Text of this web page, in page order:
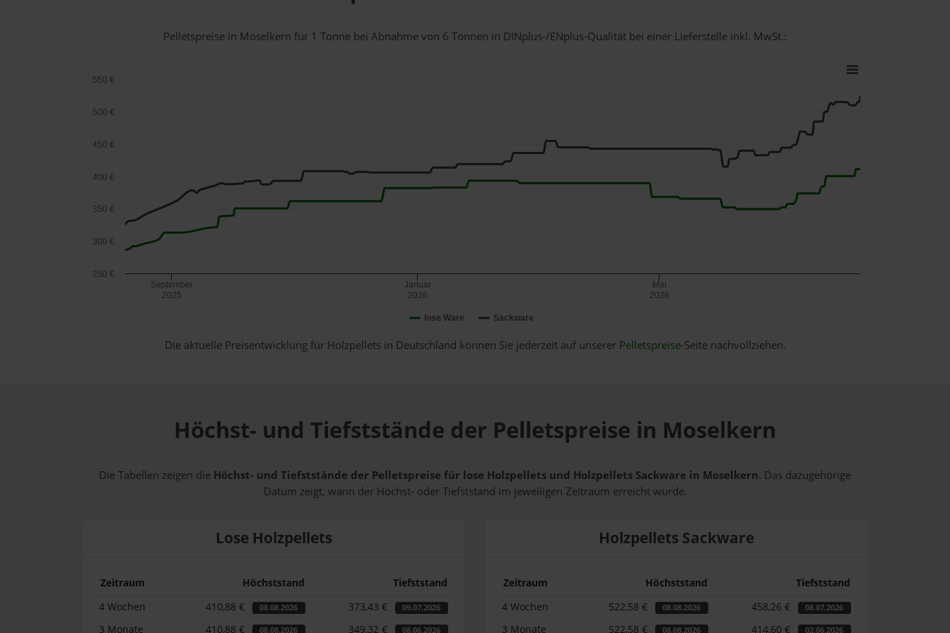
Pelletspreise in Moselkern für 1 Tonne bei Abnahmevon 6 Tonnen in DINplus-/ENplus-Qualität bei einer Lieferstelle inkl. MwSt.:
lose Ware Sackware
September
2025
Januar
2026
Mai
2026
250 €
300 €
350 €
400 €
450 €
500 €
550 €
Die aktuelle Preisentwicklung für Holzpellets in Deutschland können Sie jederzeit auf unserer Pelletspreise-Seite nachvollziehen.
Höchst- und Tiefststände der Pelletspreise in Moselkern
Die Tabellen zeigen die Höchst- und Tiefststände der Pelletspreise für lose Holzpellets und Holzpellets Sackware in Moselkern. Das dazugehörige
Datum zeigt, wann der Höchst- oder Tiefststand im jeweiligen Zeitraum erreicht wurde.
Lose Holzpellets
Zeitraum Höchststand
Tiefststand
4 Wochen
410,88 € 08.08.2026 373,43 € 09.07.2026
3 Monate 410,88 € 08.08.2026 349,32 € 08.06.2026
Holzpellets Sackware
Zeitraum Höchststand
Tiefststand
4 Wochen
522,58 € 08.08.2026 458,26 € 08.07.2026
3 Monate 522,58 € 08.08.2026 414,60 € 02.06.2026